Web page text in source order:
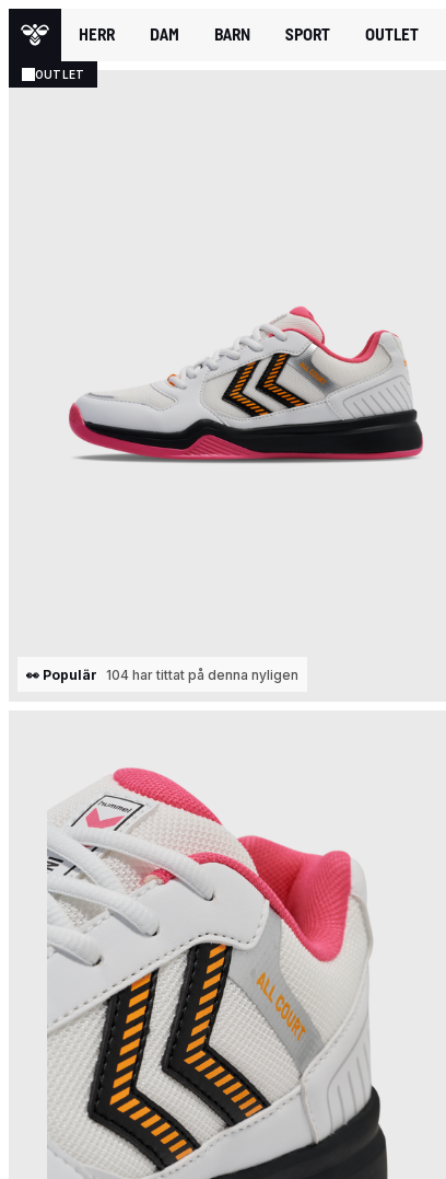
HERR DAM BARN SPORT OUTLET
OUTLET
👀 Populär 104 har tittat på denna nyligen